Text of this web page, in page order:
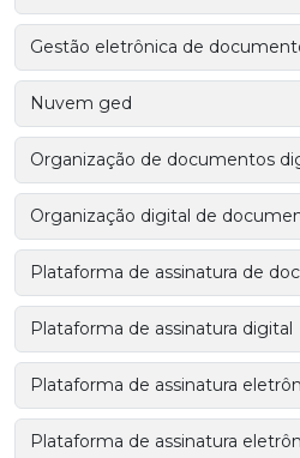
Gestão eletrônica de
Nuvem ged
Organização de documentos
Organização digital de
Plataforma de assinatura de
Plataforma de assinatura digital
Plataforma de assinatura
Plataforma de assinatura